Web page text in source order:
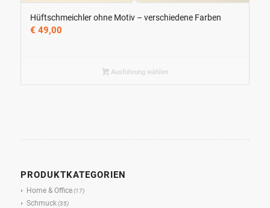
Hüftschmeichler ohne Motiv – verschiedene Farben
€ 49,00
Ausführung wählen
PRODUKTKATEGORIEN
Home & Office (17)
Schmuck (35)